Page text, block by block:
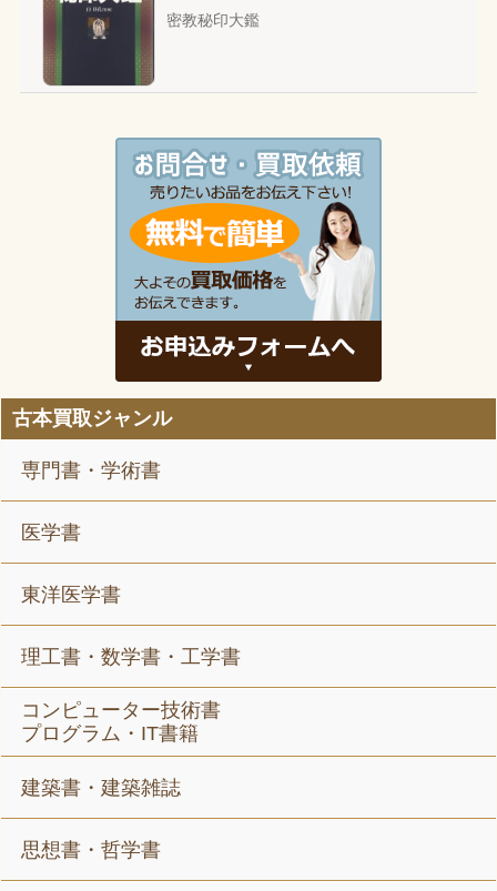
密教秘印大鑑
古本買取ジャンル
専門書・学術書
医学書
東洋医学書
理工書・数学書・工学書
コンピューター技術書
プログラム・IT書籍
建築書・建築雑誌
思想書・哲学書